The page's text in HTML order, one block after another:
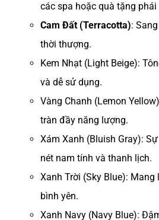
các spa hoặc quà tặng phái
Cam Đất (Terracotta):
thời thượng.
Kem Nhạt (Light Beige):
và dễ sử dụng.
Vàng Chanh (Lemon
tràn đầy năng lượng.
Xám Xanh (Bluish Gray):
nét nam tính và thanh lịch.
Xanh Trời (Sky Blue):
bình yên.
Xanh Navy (Navy Blue):